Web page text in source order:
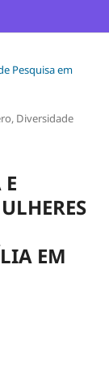
Pesquisa em
Diversidade
EM